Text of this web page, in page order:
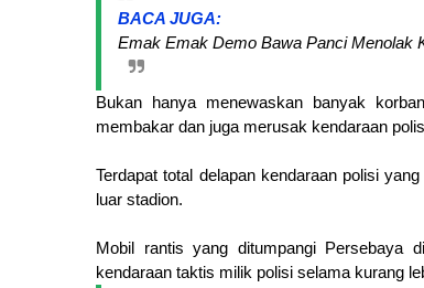
BACA JUGA:
Emak Emak Demo Bawa Panci Menolak
Bukan hanya menewaskan banyak
membakar dan juga merusak kendaraan
Terdapat total delapan kendaraan polisi
luar stadion.
Mobil rantis yang ditumpangi Persebaya
kendaraan taktis milik polisi selama kurang